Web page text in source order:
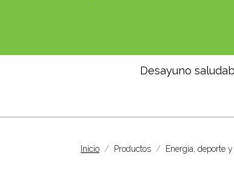
Desayuno
Inicio Productos Energia, deporte